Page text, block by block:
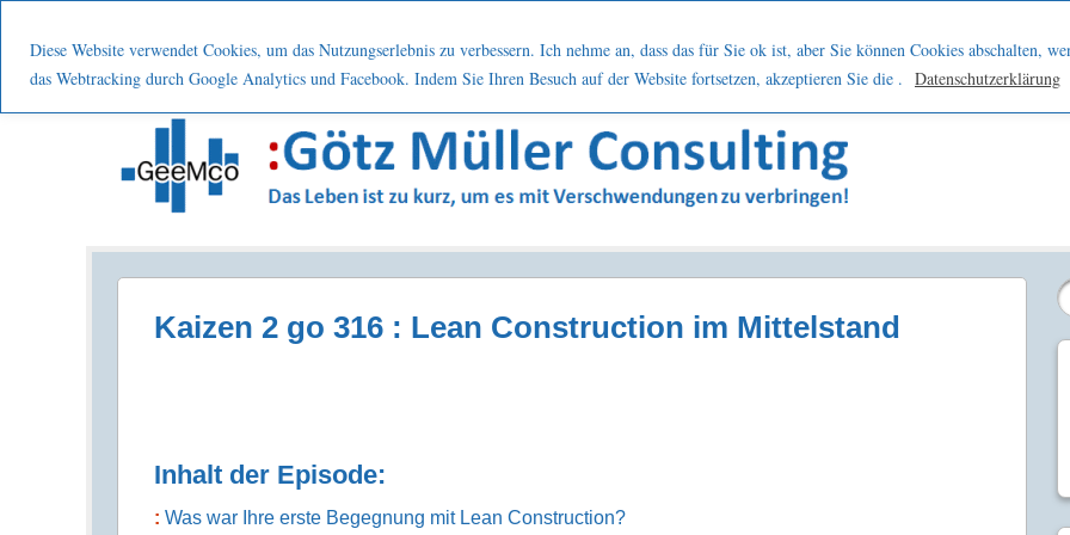
Diese Website verwendet Cookies, um das Nutzungserlebnis zu verbessern. Ich nehme an, dass das für Sie ok ist, aber Sie können Cookies abschalten,
das Webtracking durch Google Analytics und Facebook. Indem Sie Ihren Besuch auf der Website fortsetzen, akzeptieren Sie die . Datenschutzerklärung
Menu
Start
Leistung Nutzen Über mich Netzwerk Kontakt Blog
Podcast
Prozesse . Systematisch . Kontinuierlich . Verbessern
Kaizen 2 go 316 : Lean Construction im Mittelstand
Inhalt der Episode:
Was war Ihre erste Begegnung mit Lean Construction?